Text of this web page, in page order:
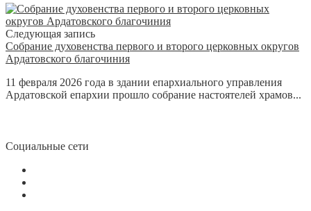
Следующая запись
Собрание духовенства первого и второго церковных округов
Ардатовского благочиния
11 февраля 2026 года в здании епархиального управления
Ардатовской епархии прошло собрание настоятелей храмов...
Социальные сети